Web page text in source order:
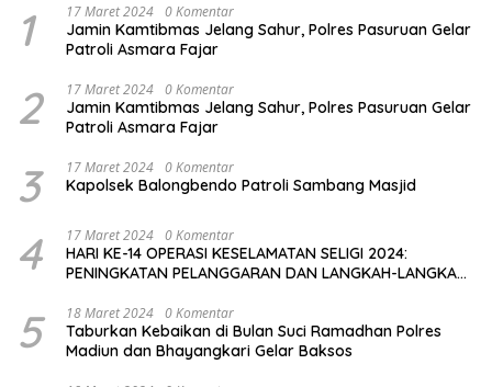
1 17 Maret 2024 0 Komentar
Jamin Kamtibmas Jelang Sahur, Polres Pasuruan Gelar
Patroli Asmara Fajar
2 17 Maret 2024 0 Komentar
Jamin Kamtibmas Jelang Sahur, Polres Pasuruan Gelar
Patroli Asmara Fajar
3 17 Maret 2024 0 Komentar
Kapolsek Balongbendo Patroli Sambang Masjid
4 17 Maret 2024 0 Komentar
HARI KE-14 OPERASI KESELAMATAN SELIGI 2024:
PENINGKATAN PELANGGARAN DAN LANGKAH-LANGKAH
5 18 Maret 2024 0 Komentar
Taburkan Kebaikan di Bulan Suci Ramadhan Polres
Madiun dan Bhayangkari Gelar Baksos